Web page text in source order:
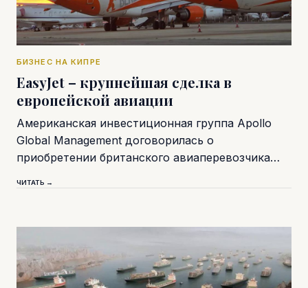
БИЗНЕС НА КИПРЕ
EasyJet – крупнейшая сделка в
европейской авиации
Американская инвестиционная группа Apollo
Global Management договорилась о
приобретении британского авиаперевозчика…
ЧИТАТЬ →